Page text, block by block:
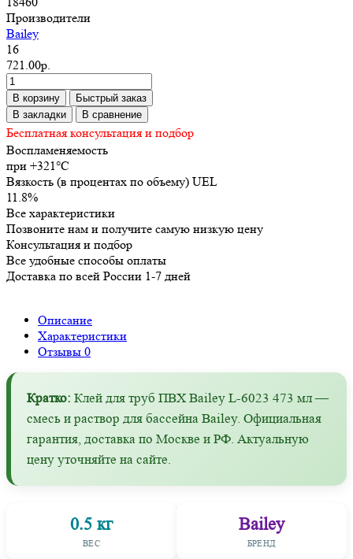
Производители
Bailey
16
721.00р.
В корзину
Быстрый заказ
В закладки
В сравнение
Бесплатная консультация и подбор
Воспламеняемость
при +321°C
Вязкость (в процентах по объему) UEL
11.8%
Все характеристики
Позвоните нам и получите самую низкую цену
Консультация и подбор
Все удобные способы оплаты
Доставка по всей России 1-7 дней
Описание
Характеристики
Отзывы 0
Кратко: Клей для труб ПВХ Bailey L-6023 473 мл —
смесь и раствор для бассейна Bailey. Официальная
гарантия, доставка по Москве и РФ. Актуальную
цену уточняйте на сайте.
0.5 кг
ВЕС
Bailey
БРЕНД